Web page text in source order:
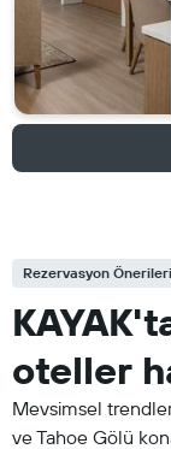
Rezervasyon Önerileri
oteller
Mevsimsel
ve Tahoe Gölü